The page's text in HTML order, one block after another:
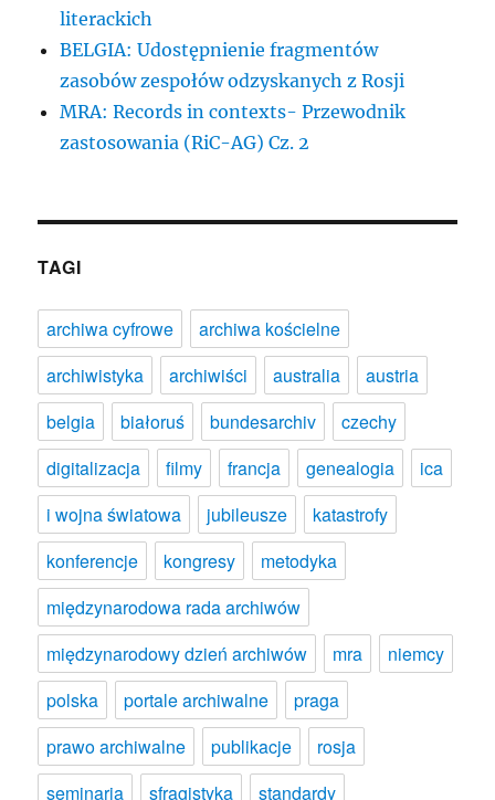
literackich
BELGIA: Udostępnienie fragmentów
zasobów zespołów odzyskanych z Rosji
MRA: Records in contexts- Przewodnik
zastosowania (RiC-AG) Cz. 2
TAGI
archiwa cyfrowe
archiwa kościelne
archiwistyka
archiwiści australia
austria
belgia
białoruś bundesarchiv
czechy
digitalizacja
filmy francja genealogia
ica
i wojna światowa
jubileusze
katastrofy
konferencje
kongresy
metodyka
międzynarodowa rada archiwów
międzynarodowy dzień archiwów
mra
niemcy
polska
portale archiwalne
praga
prawo archiwalne
publikacje
rosja
seminaria
sfragistyka standardy